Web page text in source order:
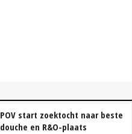
POV start zoektocht naar beste
douche en R&O-plaats